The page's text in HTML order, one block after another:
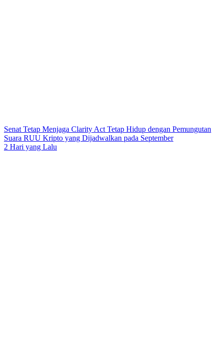
Senat Tetap Menjaga Clarity Act Tetap Hidup dengan Pemungutan
Suara RUU Kripto yang Dijadwalkan pada September
2 Hari yang Lalu